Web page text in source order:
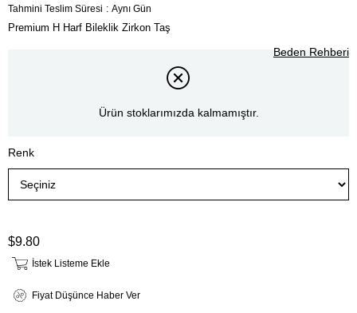
Tahmini Teslim Süresi : Aynı Gün
Premium H Harf Bileklik Zirkon Taş
Beden Rehberi
Ürün stoklarımızda kalmamıştır.
Renk
$9.80
İstek Listeme Ekle
Fiyat Düşünce Haber Ver